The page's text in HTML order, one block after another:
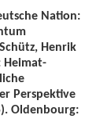
Nation:
Henrik
Heimat-
Perspektive
Oldenbourg: